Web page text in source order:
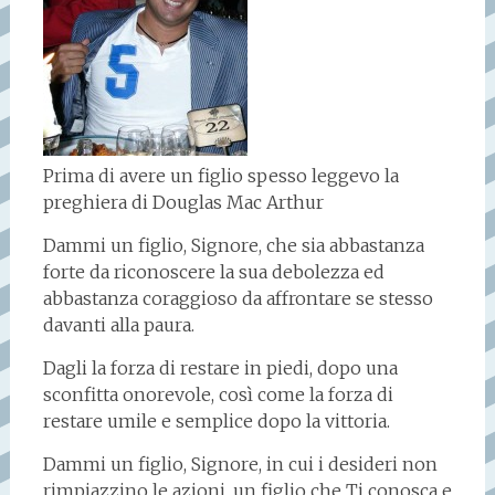
Prima di avere un figlio spesso leggevo la
preghiera di Douglas Mac Arthur
Dammi un figlio, Signore, che sia abbastanza
forte da riconoscere la sua debolezza ed
abbastanza coraggioso da affrontare se stesso
davanti alla paura.
Dagli la forza di restare in piedi, dopo una
sconfitta onorevole, così come la forza di
restare umile e semplice dopo la vittoria.
Dammi un figlio, Signore, in cui i desideri non
rimpiazzino le azioni, un figlio che Ti conosca e